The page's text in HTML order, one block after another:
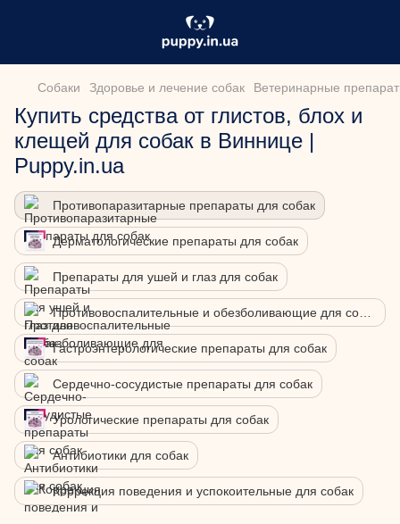
Собаки Здоровье и лечение собак Ветеринарные
Купить средства от глистов, блох и
клещей для собак в Виннице |
Puppy.in.ua
Противопаразитарные препараты для собак
Дерматологические препараты для собак
Препараты для ушей и глаз для собак
Гастроэнтерологические препараты для собак
Сердечно-сосудистые препараты для собак
Урологические препараты для собак
Антибиотики для собак
Коррекция поведения и успокоительные для собак